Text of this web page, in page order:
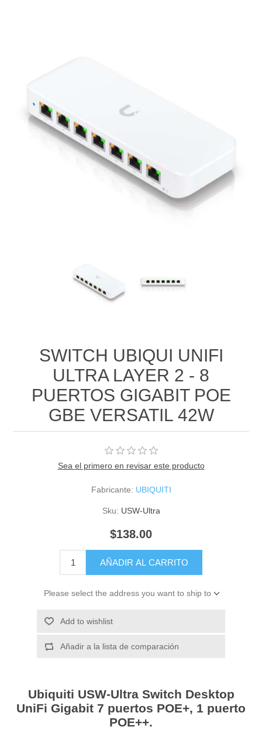
SWITCH UBIQUI UNIFI
ULTRA LAYER 2 - 8
PUERTOS GIGABIT POE
GBE VERSATIL 42W
Sea el primero en revisar este producto
Fabricante: UBIQUITI
Sku: USW-Ultra
$138.00
AÑADIR AL CARRITO
Please select the address you want to ship to
Add to wishlist
Añadir a la lista de comparación
Ubiquiti USW-Ultra Switch Desktop
UniFi Gigabit 7 puertos POE+, 1 puerto
POE++.